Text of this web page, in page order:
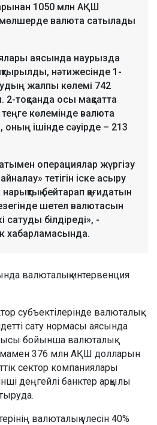
1050 млн АҚШ
мөлшерде валюта сатылады
аясында наурызда
нәтижесінде 1-
жалпы көлемі 742
2-тоқсанда осы мақсатта
көлемінде валюта
ішінде сәуірде – 213
операциялар жүргізу
тетігін іске асыру
бейтарап қағидатын
шетел валютасын
сатуды білдіреді», -
хабарламасында.
валюталық интервенция
субъектілерінде валюталық
сату нормасы аясында
бойынша валюталық
376 млн АҚШ долларын
сектор компаниялары
деңгейлі банктер арқылы
валюталық үлесін 40%